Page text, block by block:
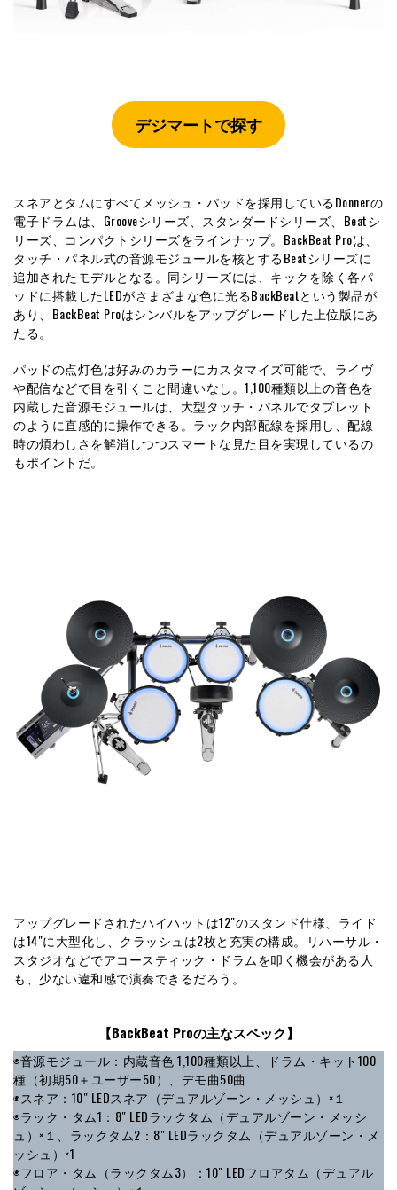
デジマートで探す
スネアとタムにすべてメッシュ・パッドを採用しているDonnerの
電子ドラムは、Grooveシリーズ、スタンダードシリーズ、Beatシ
リーズ、コンパクトシリーズをラインナップ。BackBeat Proは、
タッチ・パネル式の音源モジュールを核とするBeatシリーズに
追加されたモデルとなる。同シリーズには、キックを除く各パ
ッドに搭載したLEDがさまざまな色に光るBackBeatという製品が
あり、BackBeat Proはシンバルをアップグレードした上位版にあ
たる。
パッドの点灯色は好みのカラーにカスタマイズ可能で、ライヴ
や配信などで目を引くこと間違いなし。1,100種類以上の音色を
内蔵した音源モジュールは、大型タッチ・パネルでタブレット
のように直感的に操作できる。ラック内部配線を採用し、配線
時の煩わしさを解消しつつスマートな見た目を実現しているの
もポイントだ。
アップグレードされたハイハットは12″のスタンド仕様、ライド
は14″に大型化し、クラッシュは2枚と充実の構成。リハーサル・
スタジオなどでアコースティック・ドラムを叩く機会がある人
も、少ない違和感で演奏できるだろう。
【BackBeat Proの主なスペック】
◉音源モジュール：内蔵音色 1,100種類以上、ドラム・キット100
種（初期50＋ユーザー50）、デモ曲50曲
◉スネア：10″ LEDスネア（デュアルゾーン・メッシュ）×１
◉ラック・タム1：8″ LEDラックタム（デュアルゾーン・メッシ
ュ）×１、ラックタム2：8″ LEDラックタム（デュアルゾーン・メ
ッシュ）×1
◉フロア・タム（ラックタム3）：10″ LEDフロアタム（デュアル